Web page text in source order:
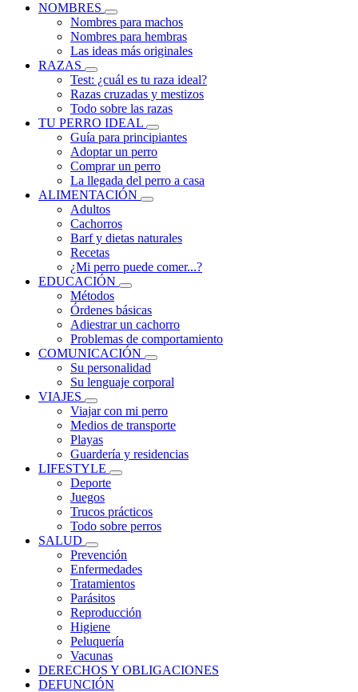
NOMBRES
Nombres para machos
Nombres para hembras
Las ideas más originales
RAZAS
Test: ¿cuál es tu raza ideal?
Razas cruzadas y mestizos
Todo sobre las razas
TU PERRO IDEAL
Guía para principiantes
Adoptar un perro
Comprar un perro
La llegada del perro a casa
ALIMENTACIÓN
Adultos
Cachorros
Barf y dietas naturales
Recetas
¿Mi perro puede comer...?
EDUCACIÓN
Métodos
Órdenes básicas
Adiestrar un cachorro
Problemas de comportamiento
COMUNICACIÓN
Su personalidad
Su lenguaje corporal
VIAJES
Viajar con mi perro
Medios de transporte
Playas
Guardería y residencias
LIFESTYLE
Deporte
Juegos
Trucos prácticos
Todo sobre perros
SALUD
Prevención
Enfermedades
Tratamientos
Parásitos
Reproducción
Higiene
Peluquería
Vacunas
DERECHOS Y OBLIGACIONES
DEFUNCIÓN